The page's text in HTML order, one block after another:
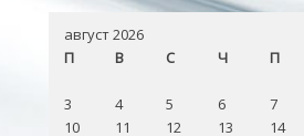
август 2026
П
В С Ч П
3
4 5 6 7
10
11 12 13 14